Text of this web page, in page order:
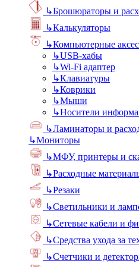
↳Брошюраторы и
↳Калькуляторы
↳Компьютерные
↳USB-хабы
↳Wi-Fi адаптер
↳Клавиатуры
↳Коврики
↳Мыши
↳Носители
↳Ламинаторы и
↳Мониторы
↳МФУ, принтеры и
↳Расходные
↳Резаки
↳Светильники и
↳Сетевые кабели и
↳Средства ухода за
↳Счетчики и